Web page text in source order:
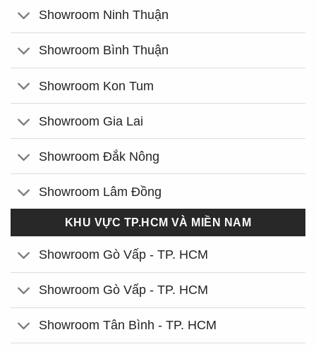
Showroom Ninh Thuận
Showroom Bình Thuận
Showroom Kon Tum
Showroom Gia Lai
Showroom Đắk Nông
Showroom Lâm Đồng
KHU VỰC TP.HCM VÀ MIỀN NAM
Showroom Gò Vấp - TP. HCM
Showroom Gò Vấp - TP. HCM
Showroom Tân Bình - TP. HCM